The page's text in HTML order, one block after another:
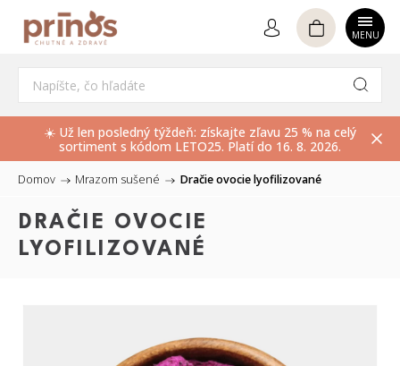
Hľadať
☀️ Už len posledný týždeň: získajte zľavu 25 % na celý
sortiment s kódom LETO25. Platí do 16. 8. 2026.
Domov / Mrazom sušené / Dračie ovocie lyofilizované
DRAČIE OVOCIE
LYOFILIZOVANÉ